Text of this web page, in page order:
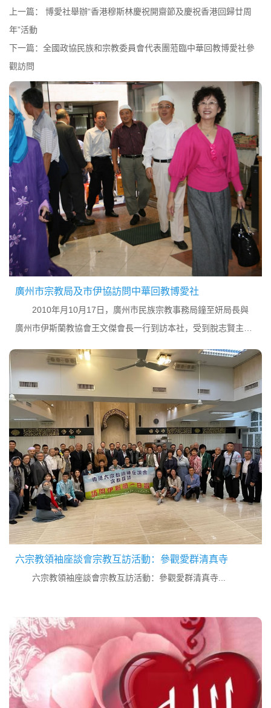
上一篇：
博愛社舉辦“香港穆斯林慶祝開齋節及慶祝香港回歸廿周
年”活動
下一篇： 全國政協民族和宗教委員會代表團蒞臨中華回教博愛社參
觀訪問
廣州市宗教局及市伊協訪問中華回教博愛社
2010年月10月17日，廣州市民族宗教事務局鐘至妍局長與
廣州市伊斯蘭教協會王文傑會長一行到訪本社，受到脫志賢主
待。賓主互致問候，阿訇與眾教親一起禮拜後，大家進...
六宗教領袖座談會宗教互訪活動：參觀愛群清真寺
六宗教領袖座談會宗教互訪活動：參觀愛群清真寺...